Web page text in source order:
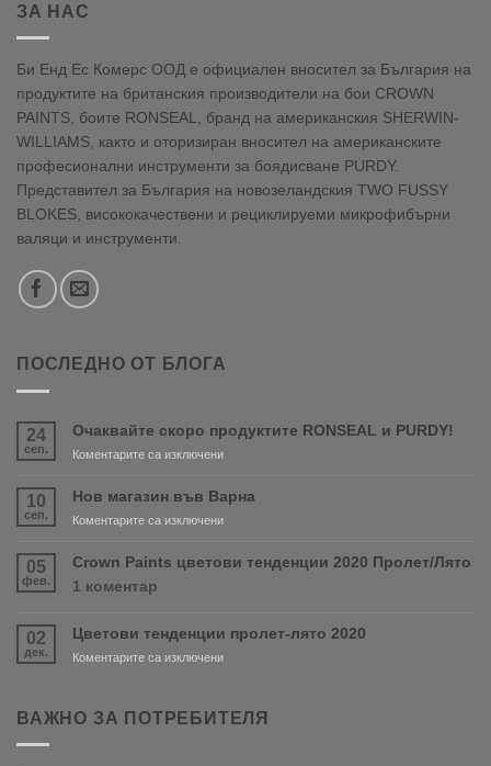
ЗА НАС
Би Енд Ес Комерс ООД е официален вносител за България на
продуктите на британския производители на бои CROWN
PAINTS, боите RONSEAL, бранд на американския SHERWIN-
WILLIAMS, както и оторизиран вносител на американските
професионални инструменти за боядисване PURDY.
Представител за България на новозеландския TWO FUSSY
BLOKES, висококачествени и рециклируеми микрофибърни
валяци и инструменти.
ПОСЛЕДНО ОТ БЛОГА
24
сеп.
Очаквайте скоро продуктите RONSEAL и PURDY!
Коментарите са изключениза
продуктите
RONSEAL
PURDY!
10
сеп.
Нов магазин във Варна
Коментарите са изключениза
05
фев.
Crown Paints цветови тенденции 2020 Пролет/Лято
1 коментар
цветови
тенденции
Лято
02
дек.
Цветови тенденции пролет-лято 2020
Коментарите са изключениза
пролет-
ВАЖНО ЗА ПОТРЕБИТЕЛЯ